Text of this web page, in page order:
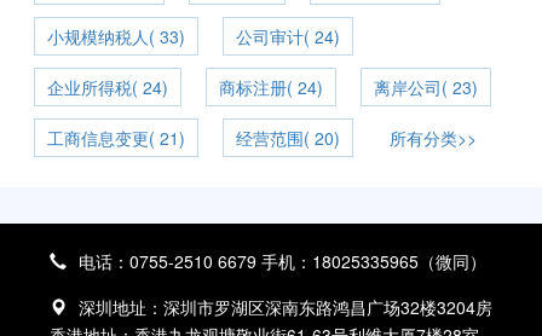
小规模纳税人( 33) 公司审计( 24)
企业所得税( 24) 商标注册( 24) 离岸公司( 23)
工商信息变更( 21) 经营范围( 20) 所有分类>>
电话：0755-2510 6679 手机：18025335965（微同）
深圳地址：深圳市罗湖区深南东路鸿昌广场32楼3204房